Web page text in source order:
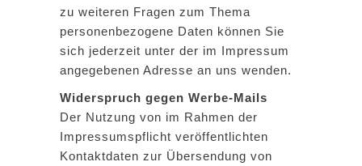
zu weiteren Fragen zum Thema
personenbezogene Daten können Sie
sich jederzeit unter der im Impressum
angegebenen Adresse an uns wenden.
Widerspruch gegen Werbe-Mails
Der Nutzung von im Rahmen der
Impressumspflicht veröffentlichten
Kontaktdaten zur Übersendung von